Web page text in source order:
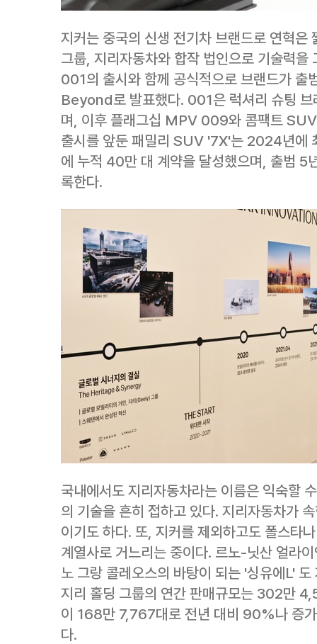
지커는 중국의 신생 전기차 브랜드로 연혁은
그룹, 지리자동차와 합작 법인으로 기술력
001의 출시와 함께 공식적으로 브랜드가
Beyond로 발표했다. 001은 럭셔리 슈팅 브
며, 이후 플래그십 MPV 009와 콤팩트
출시를 앞둔 패밀리 SUV '7X'는 2024년에
에 누적 40만 대 계약을 달성했으며, 출범 5
록한다.
국내에서도 지리자동차라는 이름은 익숙할
의 기술을 흔히 접하고 있다. 지리자동차가
이기도 하다. 또, 지커를 제외하고도 폴스타
계열사로 거느리는 중이다. 르노-닛산 얼라
노 그랑 콜레오스의 바탕이 되는 '싱유에L'
지리 홀딩 그룹의 연간 판매규모는 302만
이 168만 7,767대로 전년 대비 90%나 증
다.